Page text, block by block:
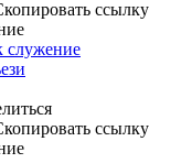
служение